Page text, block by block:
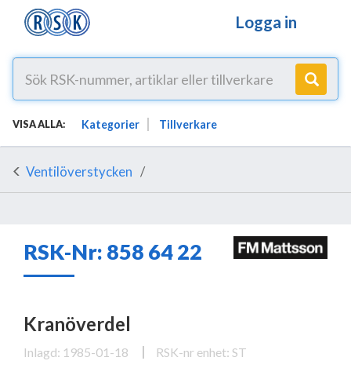
Logga in
VISA ALLA: Kategorier Tillverkare
Ventilöverstycken
RSK-Nr: 858 64 22
Kranöverdel
Inlagd: 1985-01-18 RSK-nr enhet: ST